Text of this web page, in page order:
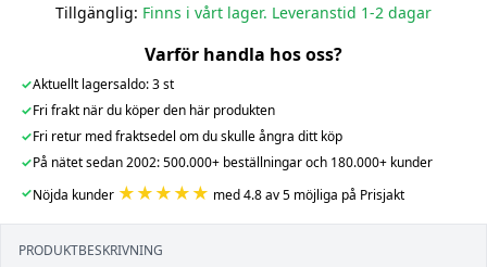
Tillgänglig: Finns i vårt lager. Leveranstid 1-2 dagar
Varför handla hos oss?
✓Aktuellt lagersaldo: 3 st
✓Fri frakt när du köper den här produkten
✓Fri retur med fraktsedel om du skulle ångra ditt köp
✓På nätet sedan 2002: 500.000+ beställningar och 180.000+ kunder
✓Nöjda kunder ★★★★★ med 4.8 av 5 möjliga på Prisjakt
PRODUKTBESKRIVNING